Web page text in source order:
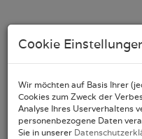
Beschreibung
Cookie
Wir möchten auf Basis Ihrer
Cookies zum Zweck der
Analyse Ihres Userverhaltens
personenbezogene Daten
Sie in unserer